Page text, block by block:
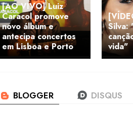
[AO VIVO] Luiz
Caracol promove
novo álbum e
antecipa concertos
em Lisboa e Porto
Silva:
vida"